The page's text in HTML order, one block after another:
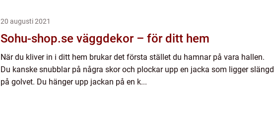
20 augusti 2021
Sohu-shop.se väggdekor – för ditt hem
När du kliver in i ditt hem brukar det första stället du hamnar på vara hallen.
Du kanske snubblar på några skor och plockar upp en jacka som ligger slängd
på golvet. Du hänger upp jackan på en k...